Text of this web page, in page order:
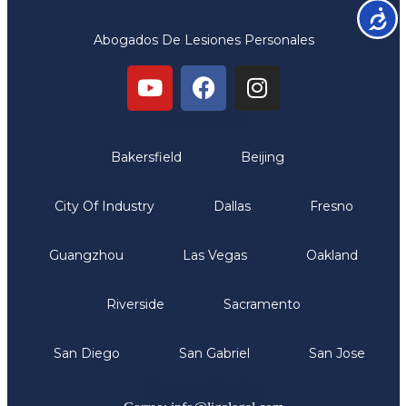
Abogados De Lesiones Personales
Bakersfield Beijing
City Of Industry Dallas Fresno
Guangzhou Las Vegas Oakland
Riverside Sacramento
San Diego San Gabriel San Jose